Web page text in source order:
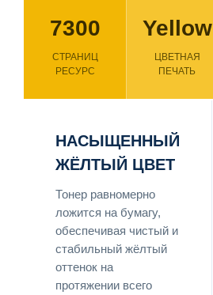
7300
СТРАНИЦ
РЕСУРС
Yellow
ЦВЕТНАЯ
ПЕЧАТЬ
НАСЫЩЕННЫЙ
ЖЁЛТЫЙ ЦВЕТ
Тонер равномерно
ложится на бумагу,
обеспечивая чистый и
стабильный жёлтый
оттенок на
протяжении всего